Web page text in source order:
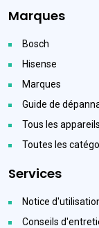
Marques
Bosch
Hisense
Marques
Guide de
Tous les appareils
Toutes les
Services
Notice
Conseils